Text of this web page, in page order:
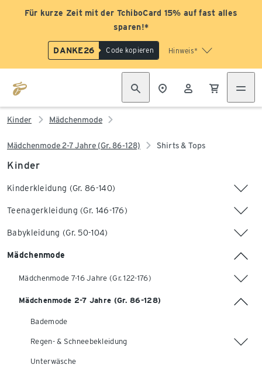
Für kurze Zeit mit der TchiboCard 15% auf fast alles
sparen!*
DANKE26 Code kopieren Hinweis*
Kinder Mädchenmode
Mädchenmode 2-7 Jahre (Gr. 86-128) Shirts & Tops
Kinder
Kinderkleidung (Gr. 86-140)
Teenagerkleidung (Gr. 146-176)
Babykleidung (Gr. 50-104)
Mädchenmode
Mädchenmode 7-16 Jahre (Gr. 122-176)
Mädchenmode 2-7 Jahre (Gr. 86-128)
Bademode
Regen- & Schneebekleidung
Unterwäsche